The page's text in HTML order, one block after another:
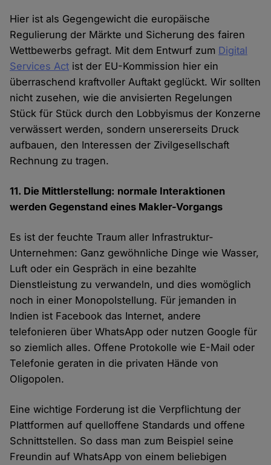
Hier ist als Gegengewicht die europäische
Regulierung der Märkte und Sicherung des fairen
Wettbewerbs gefragt. Mit dem Entwurf zum Digital
Services Act ist der EU-Kommission hier ein
überraschend kraftvoller Auftakt geglückt. Wir sollten
nicht zusehen, wie die anvisierten Regelungen
Stück für Stück durch den Lobbyismus der Konzerne
verwässert werden, sondern unsererseits Druck
aufbauen, den Interessen der Zivilgesellschaft
Rechnung zu tragen.
11. Die Mittlerstellung: normale Interaktionen
werden Gegenstand eines Makler-Vorgangs
Es ist der feuchte Traum aller Infrastruktur-
Unternehmen: Ganz gewöhnliche Dinge wie Wasser,
Luft oder ein Gespräch in eine bezahlte
Dienstleistung zu verwandeln, und dies womöglich
noch in einer Monopolstellung. Für jemanden in
Indien ist Facebook das Internet, andere
telefonieren über WhatsApp oder nutzen Google für
so ziemlich alles. Offene Protokolle wie E-Mail oder
Telefonie geraten in die privaten Hände von
Oligopolen.
Eine wichtige Forderung ist die Verpflichtung der
Plattformen auf quelloffene Standards und offene
Schnittstellen. So dass man zum Beispiel seine
Freundin auf WhatsApp von einem beliebigen